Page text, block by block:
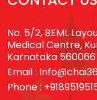
No. 5/2, BEML
Medical Centre,
Karnataka 560066
Email :
Phone :